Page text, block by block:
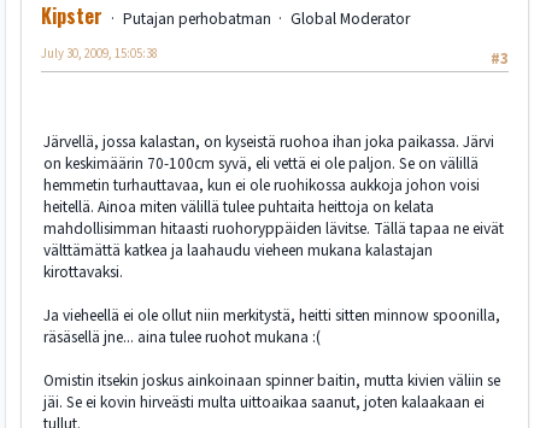
Kipster Putajan perhobatman
Global Moderator
#3
July 30, 2009, 15:05:38
Järvellä, jossa kalastan, on kyseistä ruohoa ihan joka paikassa. Järvi
on keskimäärin 70-100cm syvä, eli vettä ei ole paljon. Se on välillä
hemmetin turhauttavaa, kun ei ole ruohikossa aukkoja johon voisi
heitellä. Ainoa miten välillä tulee puhtaita heittoja on kelata
mahdollisimman hitaasti ruohoryppäiden lävitse. Tällä tapaa ne eivät
välttämättä katkea ja laahaudu vieheen mukana kalastajan
kirottavaksi.
Ja vieheellä ei ole ollut niin merkitystä, heitti sitten minnow spoonilla,
räsäsellä jne... aina tulee ruohot mukana :(
Omistin itsekin joskus ainkoinaan spinner baitin, mutta kivien väliin se
jäi. Se ei kovin hirveästi multa uittoaikaa saanut, joten kalaakaan ei